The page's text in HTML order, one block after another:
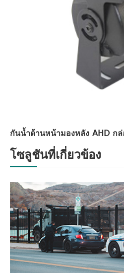
กันน้ำด้านหน้ามองหลัง AHD กล่
โซลูชันที่เกี่ยวข้อง